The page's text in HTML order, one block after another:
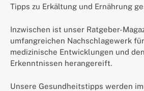
Tipps zu Erkältung und Ernährung
Inzwischen ist unser Ratgeber-
umfangreichen Nachschlagewerk
medizinische Entwicklungen und
Erkenntnissen herangereift.
Unsere Gesundheitstipps werden